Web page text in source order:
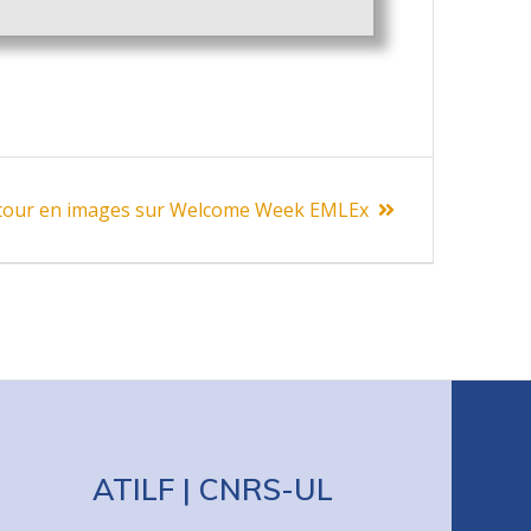
en images sur Welcome Week EMLEx
ATILF | CNRS-UL